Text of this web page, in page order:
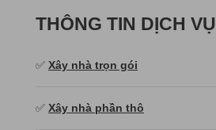
THÔNG TIN DỊCH VỤ
✅ Xây nhà trọn gói
✅ Xây nhà phần thô